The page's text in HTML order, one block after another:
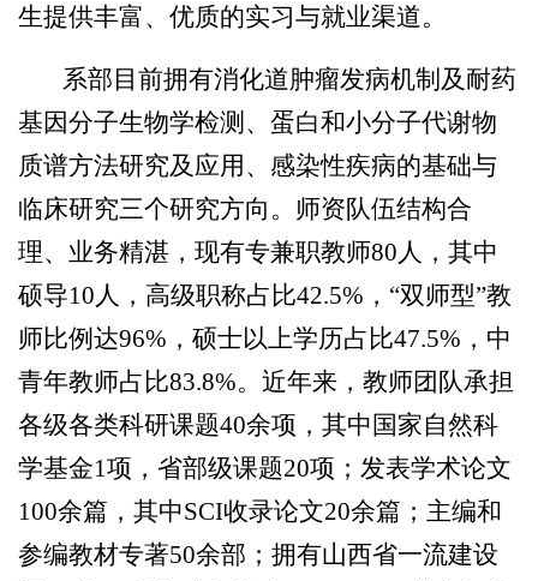
生提供丰富、优质的实习与就业渠道。
系部目前拥有消化道肿瘤发病机制及耐药
基因分子生物学检测、蛋白和小分子代谢物
质谱方法研究及应用、感染性疾病的基础与
临床研究三个研究方向。师资队伍结构合
理、业务精湛，现有专兼职教师80人，其中
硕导10人，高级职称占比42.5%，“双师型”教
师比例达96%，硕士以上学历占比47.5%，中
青年教师占比83.8%。近年来，教师团队承担
各级各类科研课题40余项，其中国家自然科
学基金1项，省部级课题20项；发表学术论文
100余篇，其中SCI收录论文20余篇；主编和
参编教材专著50余部；拥有山西省一流建设